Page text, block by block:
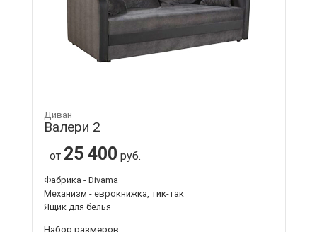
Диван
Валери 2
от 25 400 руб.
Фабрика - Divama
Механизм - еврокнижка, тик-так
Ящик для белья
Набор размеров